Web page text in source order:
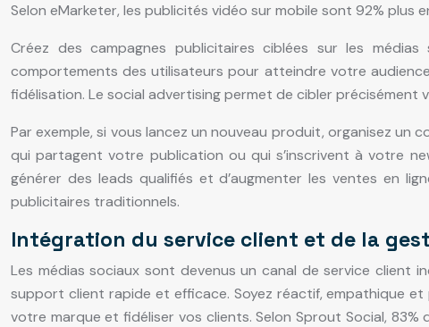
Selon eMarketer, les publicités vidéo sur mobile sont 92% plus
Créez des campagnes publicitaires ciblées sur les
comportements des utilisateurs pour atteindre votre
fidélisation. Le social advertising permet de cibler
Par exemple, si vous lancez un nouveau produit, organisez un
qui partagent votre publication ou qui s’inscrivent à votre
générer des leads qualifiés et d’augmenter les ventes en
publicitaires traditionnels.
Intégration du service client et de la
Les médias sociaux sont devenus un canal de service client
support client rapide et efficace. Soyez réactif, empathique
votre marque et fidéliser vos clients. Selon Sprout Social,